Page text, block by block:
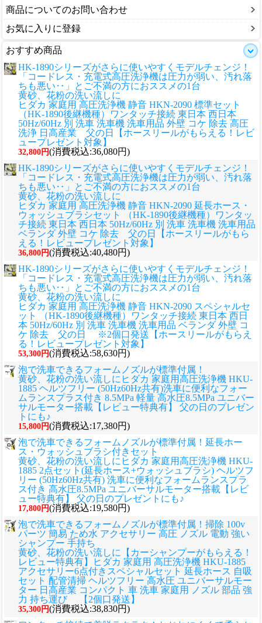
商品についてのお問い合わせ
お気に入りに登録
おすすめ商品
HK-1890シリーズがさらに使いやすくモデルチェンジ！
「コードレス・充電式高圧洗浄機は圧力が弱い、汚れ落
ちも悪い‥」とご不満の方におススメの1台
黄砂、花粉の洗い流しに
ヒダカ 家庭用 高圧洗浄機 静音 HKN-2090 標準セット
（HK-1890後継機種）ワンタッチ接続 東日本 西日本
50Hz/60Hz 別 洗車 洗車機 洗車用品 外壁 コケ 除去 高圧
洗浄 日高産業 父の日【ホースリールがもらえる！レビ
ュープレゼント対象】
32,800円(消費税込:36,080円)
HK-1890シリーズがさらに使いやすくモデルチェンジ！
「コードレス・充電式高圧洗浄機は圧力が弱い、汚れ落
ちも悪い‥」とご不満の方におススメの1台
黄砂、花粉の洗い流しに
ヒダカ 家庭用 高圧洗浄機 静音 HKN-2090 延長ホース・
ウォッシュブラシセット （HK-1890後継機種）ワンタッ
チ接続 東日本 西日本 50Hz/60Hz 別 洗車 洗車機 洗車用品
ベランダ 外壁 コケ 除去 父の日【ホースリールがもら
える！レビュープレゼント対象】
36,800円(消費税込:40,480円)
HK-1890シリーズがさらに使いやすくモデルチェンジ！
「コードレス・充電式高圧洗浄機は圧力が弱い、汚れ落
ちも悪い‥」とご不満の方におススメの1台
黄砂、花粉の洗い流しに
ヒダカ 家庭用 高圧洗浄機 静音 HKN-2090 スペシャルセ
ット （HK-1890後継機種）ワンタッチ接続 東日本 西日
本 50Hz/60Hz 別 洗車 洗車機 洗車用品 ベランダ 外壁 コ
ケ 除去 父の日 ※2個口発送【ホースリールがもらえ
る！レビュープレゼント対象】
53,300円(消費税込:58,630円)
泡で洗車できるフォームノズルが標準付属！
黄砂、花粉の洗い流しに ヒダカ 家庭用高圧洗浄機 HKU-
1885 ヘルツフリー (50Hz60Hz共有)洗車に便利なフォー
ムランスプラス付き 8.5MPa 軽量 高水圧8.5MPa ユニバー
サルモーター搭載【レビュー特典有】 父の日のプレゼン
トにも♪
15,800円(消費税込:17,380円)
泡で洗車できるフォームノズルが標準付属！延長ホー
ス・ウォッシュブラシ付きセット
黄砂、花粉の洗い流しに ヒダカ 家庭用高圧洗浄機 HKU-
1885 2点セット(延長ホース+ウォッシュブラシ) ヘルツフ
リー (50Hz60Hz共有) 洗車に便利なフォームランスプラ
ス付き 高水圧8.5MPa ユニバーサルモーター搭載【レビ
ュー特典有】 父の日のプレゼントにも♪
17,800円(消費税込:19,580円)
泡で洗車できるフォームノズルが標準付属！掃除 100v
パーツ 簡易 ため水 アクセサリー 高圧 ノズル 電動 強い
シャンプー 手持ち
黄砂、花粉の洗い流しに
【カーシャンプーがもらえる！
レビュー特典有】ヒダカ 家庭用 高圧洗浄機 HKU-1885
アクセサリー6点付きスペシャルセット 延長ホース 自吸
セット 配管清掃 ヘルツフリー 高水圧 ユニバーサルモー
ター 日高産業 コンパクト 車 洗車 家庭用 ノズル 部品 強
力 持ち運び 【2個口発送】
35,300円(消費税込:38,830円)